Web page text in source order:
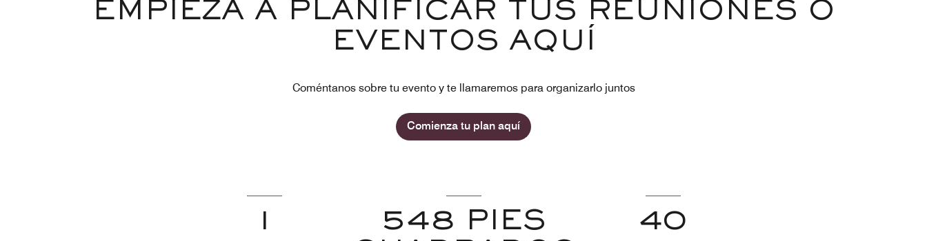
EMPIEZA A PLANIFICAR TUS REUNIONES O
EVENTOS AQUÍ
Coméntanos sobre tu evento y te llamaremos para organizarlo juntos
Comienza tu plan aquí
1
548 PIES
40